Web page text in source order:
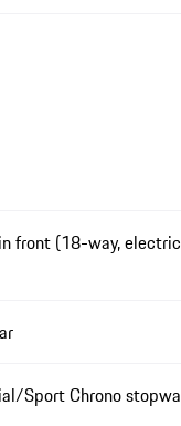
front (18-way,
Sport Chrono